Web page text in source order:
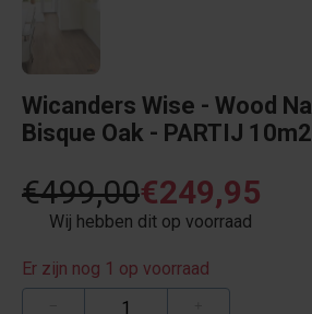
Wicanders Wise - Wood
Bisque Oak - PARTIJ 10m2
€499,00€249,95
Wij hebben dit op voorraad
Er zijn nog 1 op voorraad